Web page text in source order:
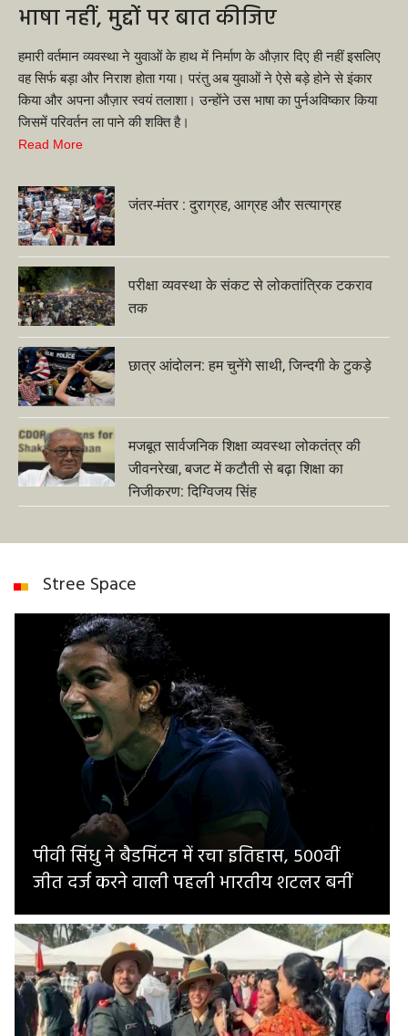
भाषा नहीं, मुद्दों पर बात कीजिए
हमारी वर्तमान व्यवस्था ने युवाओं के हाथ में निर्माण के औज़ार दिए ही नहीं इसलिए
वह सिर्फ बड़ा और निराश होता गया। परंतु अब युवाओं ने ऐसे बड़े होने से इंकार
किया और अपना औज़ार स्वयं तलाशा। उन्होंने उस भाषा का पुर्नअविष्कार किया
जिसमें परिवर्तन ला पाने की शक्ति है।
Read More
जंतर-मंतर : दुराग्रह, आग्रह और सत्याग्रह
परीक्षा व्यवस्था के संकट से लोकतांत्रिक टकराव
तक
छात्र आंदोलन: हम चुनेंगे साथी, जिन्दगी के टुकड़े
मजबूत सार्वजनिक शिक्षा व्यवस्था लोकतंत्र की
जीवनरेखा, बजट में कटौती से बढ़ा शिक्षा का
निजीकरण: दिग्विजय सिंह
Stree Space
पीवी सिंधु ने बैडमिंटन में रचा इतिहास, 500वीं
जीत दर्ज करने वाली पहली भारतीय शटलर बनीं